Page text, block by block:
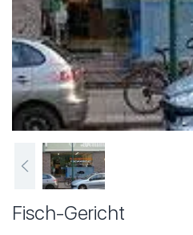
Fisch-Gericht